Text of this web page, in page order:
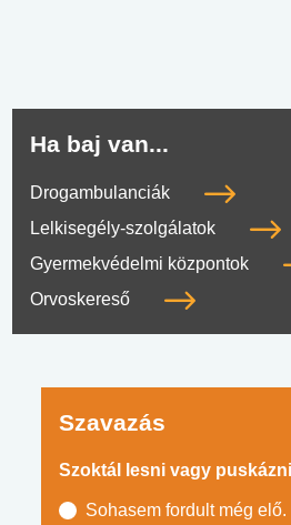
Ha baj van...
Drogambulanciák
Lelkisegély-szolgálatok
Gyermekvédelmi központok
Orvoskereső
Szavazás
Szoktál lesni vagy
Sohasem fordult még elő.